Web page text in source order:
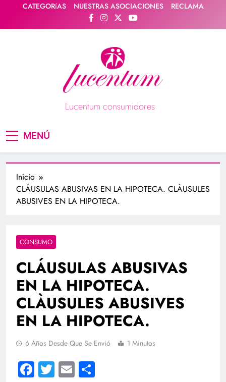
contenido
CATEGORíAS NUESTRAS ASOCIACIONES RECLAMA
Lucentum consumidores
MENÚ
Inicio
CLÁUSULAS ABUSIVAS EN LA HIPOTECA. CLÀUSULES
ABUSIVES EN LA HIPOTECA.
CONSUMO
CLÁUSULAS ABUSIVAS
EN LA HIPOTECA.
CLÀUSULES ABUSIVES
EN LA HIPOTECA.
6 Años Desde Que Se Envió 1 Minutos
Facebook
Twitter
Email